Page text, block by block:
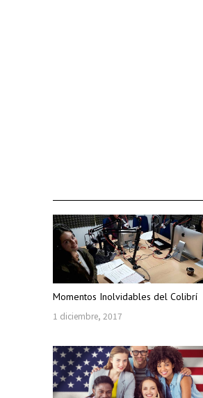
Momentos Inolvidables del Colibrí
1 diciembre, 2017